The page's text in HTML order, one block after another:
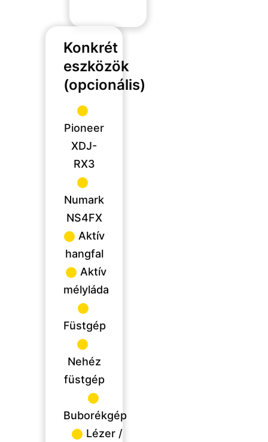
Konkrét
eszközök
(opcionális)
Pioneer
XDJ-
RX3
Numark
NS4FX
Aktív
hangfal
Aktív
mélyláda
Füstgép
Nehéz
füstgép
Buborékgép
Lézer /